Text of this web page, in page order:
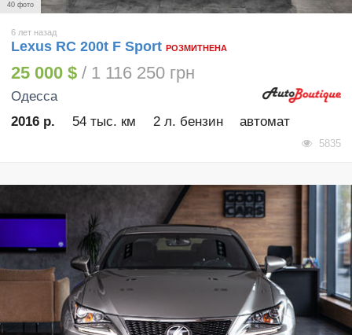
40 фото
6 лет назад
Lexus RC 200t F Sport РОЗМИТНЕНА
25 000 $ / 1 116 250 грн
Одесса
2016 р.
54 тыс. км 2 л. бензин автомат
5835